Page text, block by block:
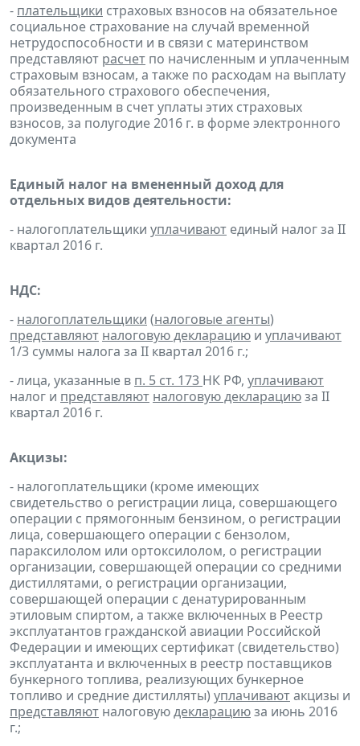
- плательщики страховых взносов на обязательное
социальное страхование на случай временной
нетрудоспособности и в связи с материнством
представляют расчет по начисленным и уплаченным
страховым взносам, а также по расходам на выплату
обязательного страхового обеспечения,
произведенным в счет уплаты этих страховых
взносов, за полугодие 2016 г. в форме электронного
документа
Единый налог на вмененный доход для
отдельных видов деятельности:
- налогоплательщики уплачивают единый налог за II
квартал 2016 г.
НДС:
- налогоплательщики (налоговые агенты)
представляют налоговую декларацию и уплачивают
1/3 суммы налога за II квартал 2016 г.;
- лица, указанные в п. 5 ст. 173 НК РФ, уплачивают
налог и представляют налоговую декларациюза II
квартал 2016 г.
Акцизы:
- налогоплательщики (кроме имеющих
свидетельство о регистрации лица, совершающего
операции с прямогонным бензином, о регистрации
лица, совершающего операции с бензолом,
параксилолом или ортоксилолом, о регистрации
организации, совершающей операции со средними
дистиллятами, о регистрации организации,
совершающей операции с денатурированным
этиловым спиртом, а также включенных в Реестр
эксплуатантов гражданской авиации Российской
Федерации и имеющих сертификат (свидетельство)
эксплуатанта и включенных в реестр поставщиков
бункерного топлива, реализующих бункерное
топливо и средние дистилляты) уплачиваютакцизы и
представляют налоговуюдекларациюза июнь 2016
г.;